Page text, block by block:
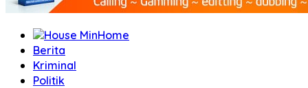
Home
Berita
Kriminal
Politik